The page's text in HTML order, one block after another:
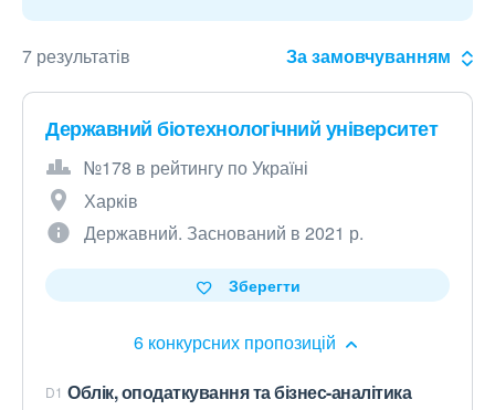
7 результатів За замовчуванням
Державний біотехнологічний університет
№178 в рейтингу по Україні
Харків
Державний. Заснований в 2021 р.
6 конкурсних пропозицій
Зберегти
D1 Облік, оподаткування та бізнес-аналітика